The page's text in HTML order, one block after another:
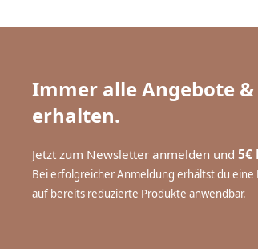
Immer alle Angebote
erhalten.
Jetzt zum Newsletter anmelden und 5€
Bei erfolgreicher Anmeldung erhältst du eine
auf bereits reduzierte Produkte anwendbar.